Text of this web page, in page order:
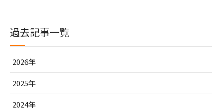
過去記事一覧
2026年
2025年
2024年